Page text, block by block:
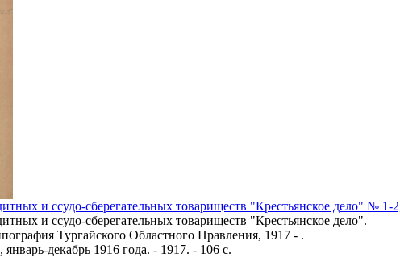
и ссудо-сберегательных товариществ "Крестьянское дело" № 1-
и ссудо-сберегательных товариществ "Крестьянское дело".
Тургайского Областного Правления, 1917 - .
декабрь 1916 года. - 1917. - 106 с.